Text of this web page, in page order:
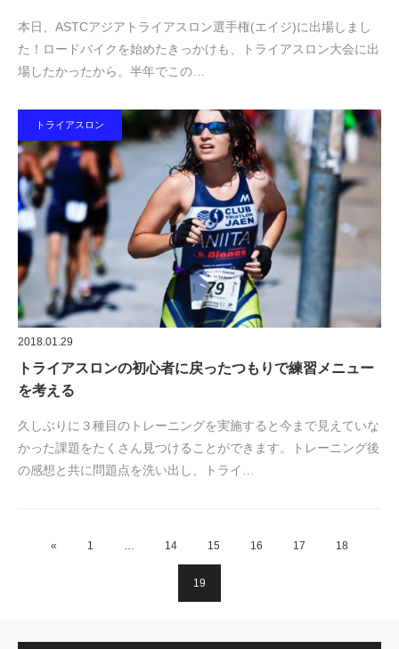
本日、ASTCアジアトライアスロン選手権(エイジ)に出場しまし
た！ロードバイクを始めたきっかけも、トライアスロン大会に出
場したかったから。半年でこの…
トライアスロン
2018.01.29
トライアスロンの初心者に戻ったつもりで練習メニュー
を考える
久しぶりに３種目のトレーニングを実施すると今まで見えていな
かった課題をたくさん見つけることができます。トレーニング後
の感想と共に問題点を洗い出し、トライ…
« 1 14 15 16 17 18
19